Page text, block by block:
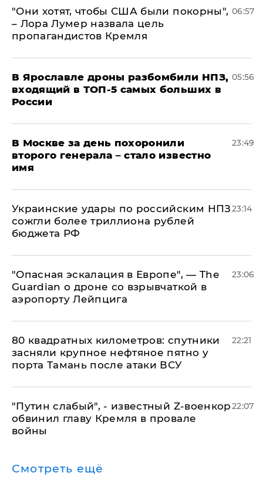
"Они хотят, чтобы США были покорны",
– Лора Лумер назвала цель
пропагандистов Кремля
06:57
В Ярославле дроны разбомбили НПЗ,
входящий в ТОП-5 самых больших в
России
05:56
В Москве за день похоронили
второго генерала – стало известно
имя
23:49
Украинские удары по российским НПЗ
сожгли более триллиона рублей
бюджета РФ
23:14
"Опасная эскалация в Европе", — The
Guardian о дроне со взрывчаткой в
аэропорту Лейпцига
23:06
80 квадратных километров: спутники
засняли крупное нефтяное пятно у
порта Тамань после атаки ВСУ
22:21
​"Путин слабый", - известный Z-военкор
обвинил главу Кремля в провале
войны
22:07
Смотреть ещё